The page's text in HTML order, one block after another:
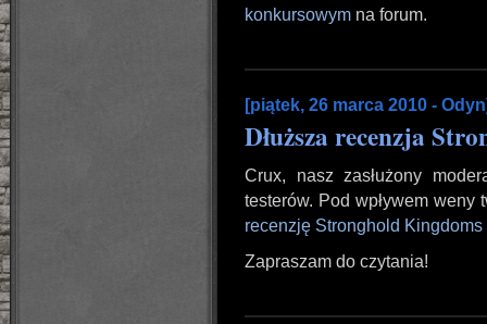
konkursowym na forum.
[piątek, 26 marca 2010 -
Dłuższa recenzja
Crux, nasz zasłużony
testerów. Pod wpływem weny
recenzję Stronghold Kingdoms
Zapraszam do czytania!